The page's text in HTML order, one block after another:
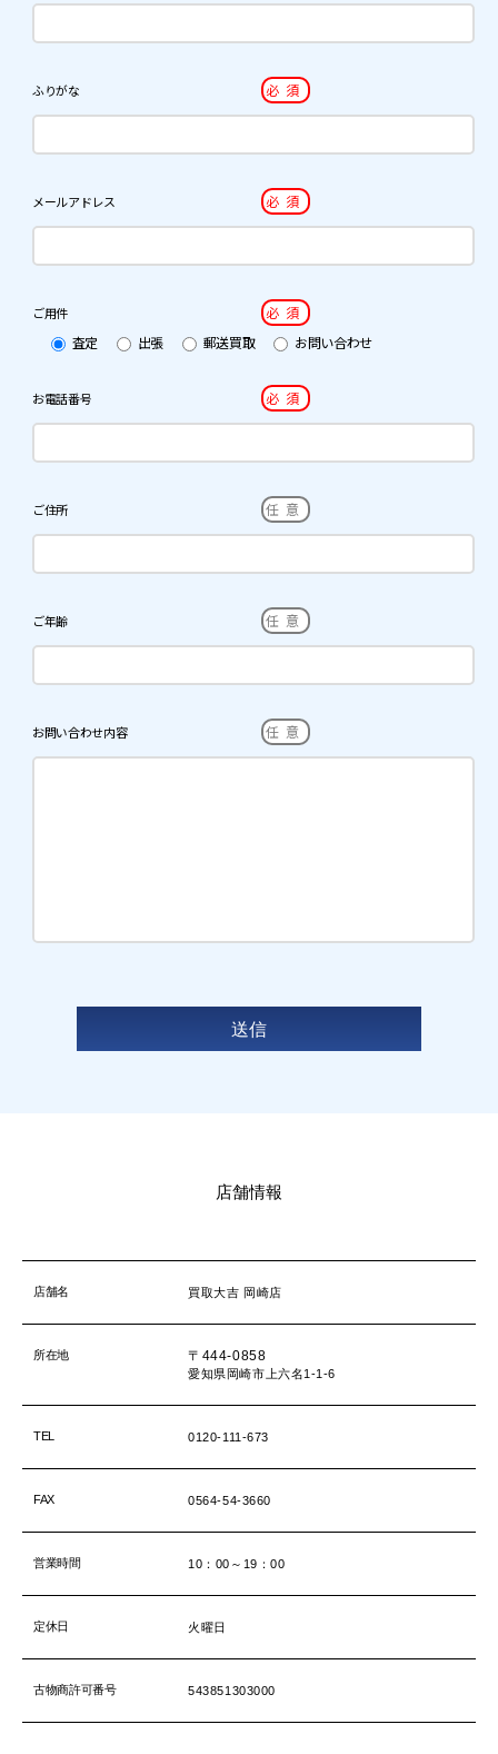
ふりがな 必須
メールアドレス 必須
ご用件
必須
査定
出張 郵送買取 お問い合わせ
お電話番号 必須
ご住所 任意
ご年齢 任意
お問い合わせ内容 任意
店舗情報
店舗名 買取大吉 岡崎店
所在地 〒444-0858
愛知県岡崎市上六名1-1-6
TEL 0120-111-673
FAX 0564-54-3660
営業時間 10：00～19：00
定休日 火曜日
古物商許可番号 543851303000